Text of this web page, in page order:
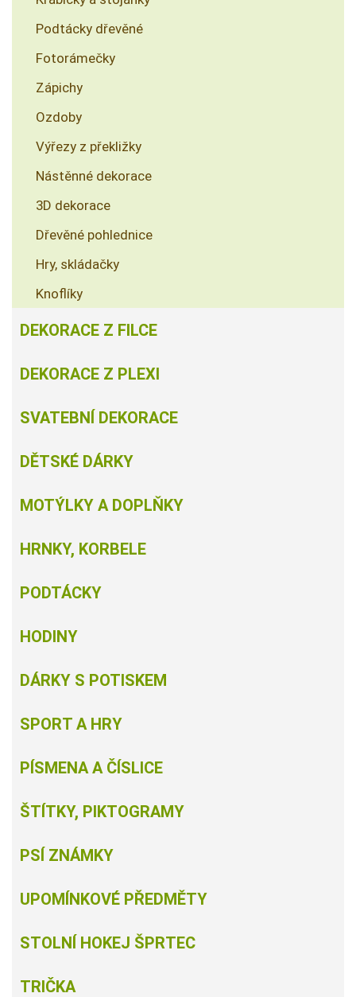
Podtácky dřevěné
Fotorámečky
Zápichy
Ozdoby
Výřezy z překližky
Nástěnné dekorace
3D dekorace
Dřevěné pohlednice
Hry, skládačky
Knoflíky
DEKORACE Z FILCE
DEKORACE Z PLEXI
SVATEBNÍ DEKORACE
DĚTSKÉ DÁRKY
MOTÝLKY A DOPLŇKY
HRNKY, KORBELE
PODTÁCKY
HODINY
DÁRKY S POTISKEM
SPORT A HRY
PÍSMENA A ČÍSLICE
ŠTÍTKY, PIKTOGRAMY
PSÍ ZNÁMKY
UPOMÍNKOVÉ PŘEDMĚTY
STOLNÍ HOKEJ ŠPRTEC
TRIČKA